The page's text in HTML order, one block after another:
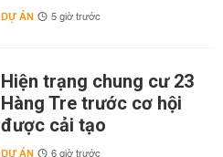
DỰ ÁN 5 giờ trước
Hiện trạng chung cư 23
Hàng Tre trước cơ hội
được cải tạo